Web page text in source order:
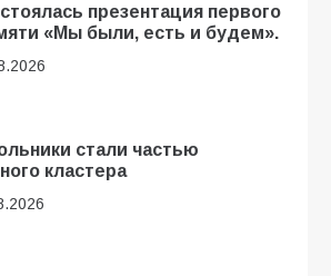
презентация первого
«Мы были, есть и будем».
стали частью
кластера